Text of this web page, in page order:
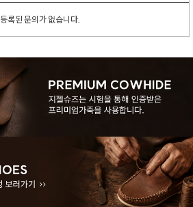
등록된 문의가 없습니다.